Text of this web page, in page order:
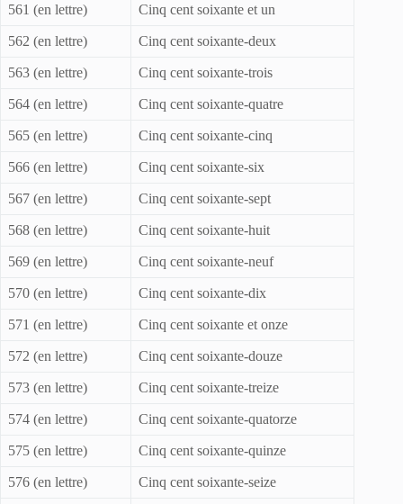
561 (en lettre) Cinq cent soixante et un
562 (en lettre) Cinq cent soixante-deux
563 (en lettre) Cinq cent soixante-trois
564 (en lettre) Cinq cent soixante-quatre
565 (en lettre) Cinq cent soixante-cinq
566 (en lettre) Cinq cent soixante-six
567 (en lettre) Cinq cent soixante-sept
568 (en lettre) Cinq cent soixante-huit
569 (en lettre) Cinq cent soixante-neuf
570 (en lettre) Cinq cent soixante-dix
571 (en lettre) Cinq cent soixante et onze
572 (en lettre) Cinq cent soixante-douze
573 (en lettre) Cinq cent soixante-treize
574 (en lettre) Cinq cent soixante-quatorze
575 (en lettre) Cinq cent soixante-quinze
576 (en lettre) Cinq cent soixante-seize